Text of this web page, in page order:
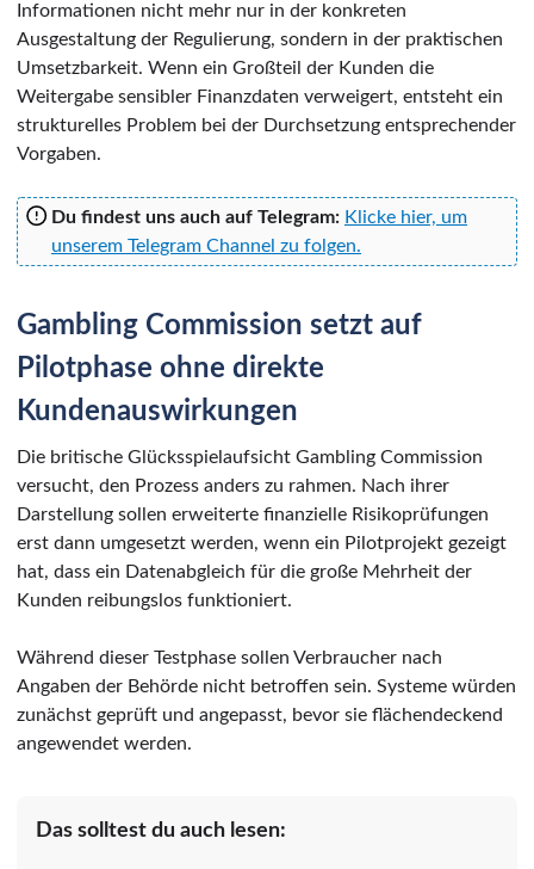
Informationen nicht mehr nur in der konkreten
Ausgestaltung der Regulierung, sondern in der praktischen
Umsetzbarkeit. Wenn ein Großteil der Kunden die
Weitergabe sensibler Finanzdaten verweigert, entsteht ein
strukturelles Problem bei der Durchsetzung entsprechender
Vorgaben.
Du findest uns auch auf Telegram: Klicke hier, um
unserem Telegram Channel zu folgen.
Gambling Commission setzt auf
Pilotphase ohne direkte
Kundenauswirkungen
Die britische Glücksspielaufsicht Gambling Commission
versucht, den Prozess anders zu rahmen. Nach ihrer
Darstellung sollen erweiterte finanzielle Risikoprüfungen
erst dann umgesetzt werden, wenn ein Pilotprojekt gezeigt
hat, dass ein Datenabgleich für die große Mehrheit der
Kunden reibungslos funktioniert.
Während dieser Testphase sollen Verbraucher nach
Angaben der Behörde nicht betroffen sein. Systeme würden
zunächst geprüft und angepasst, bevor sie flächendeckend
angewendet werden.
Das solltest du auch lesen: